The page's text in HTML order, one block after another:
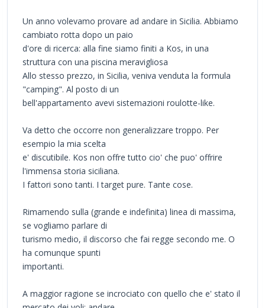
Un anno volevamo provare ad andare in Sicilia. Abbiamo
cambiato rotta dopo un paio
d'ore di ricerca: alla fine siamo finiti a Kos, in una
struttura con una piscina meravigliosa
Allo stesso prezzo, in Sicilia, veniva venduta la formula
"camping". Al posto di un
bell'appartamento avevi sistemazioni roulotte-like.
Va detto che occorre non generalizzare troppo. Per
esempio la mia scelta
e' discutibile. Kos non offre tutto cio' che puo' offrire
l'immensa storia siciliana.
I fattori sono tanti. I target pure. Tante cose.
Rimamendo sulla (grande e indefinita) linea di massima,
se vogliamo parlare di
turismo medio, il discorso che fai regge secondo me. O
ha comunque spunti
importanti.
A maggior ragione se incrociato con quello che e' stato il